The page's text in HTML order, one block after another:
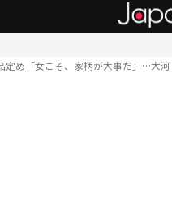
定め「女こそ、家柄が大事だ」…大